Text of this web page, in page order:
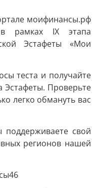
моифинансы.рф
рамках IX этапа
Эстафеты «Мои
теста и получайте
Эстафеты. Проверьте
легко обмануть вас
свой
регионов нашей